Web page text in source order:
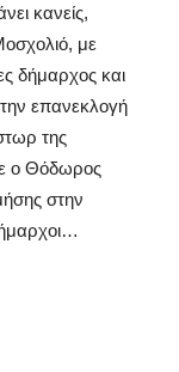
κανείς,
με
δήμαρχος και
επανεκλογή
της
ο Θόδωρος
στην